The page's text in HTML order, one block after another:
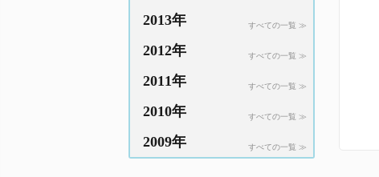
2013年 すべての一覧 ≫
2012年 すべての一覧 ≫
2011年 すべての一覧 ≫
2010年 すべての一覧 ≫
2009年 すべての一覧 ≫